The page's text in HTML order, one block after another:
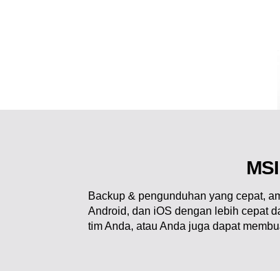
Backup & pengunduhan yang cepat,
Android, dan iOS dengan lebih cepat
tim Anda, atau Anda juga dapat